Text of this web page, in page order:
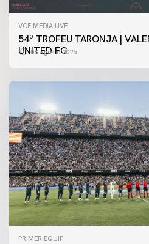
VCF MEDIA LIVE
54º TROFEU TARONJA |
UNITED FC
08 agosto 2026
PRIMER EQUIP